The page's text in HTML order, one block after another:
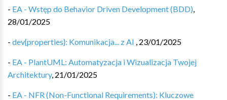
- EA - Wstęp do Behavior Driven Development (BDD),
28/01/2025
- dev{properties}: Komunikacja... z AI , 23/01/2025
- EA - PlantUML: Automatyzacja i Wizualizacja Twojej
Architektury, 21/01/2025
- EA - NFR (Non-Functional Requirements): Kluczowe